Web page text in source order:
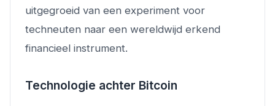
uitgegroeid van een experiment voor
techneuten naar een wereldwijd erkend
financieel instrument.
Technologie achter Bitcoin